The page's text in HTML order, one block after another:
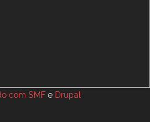
com SMFe Drupal